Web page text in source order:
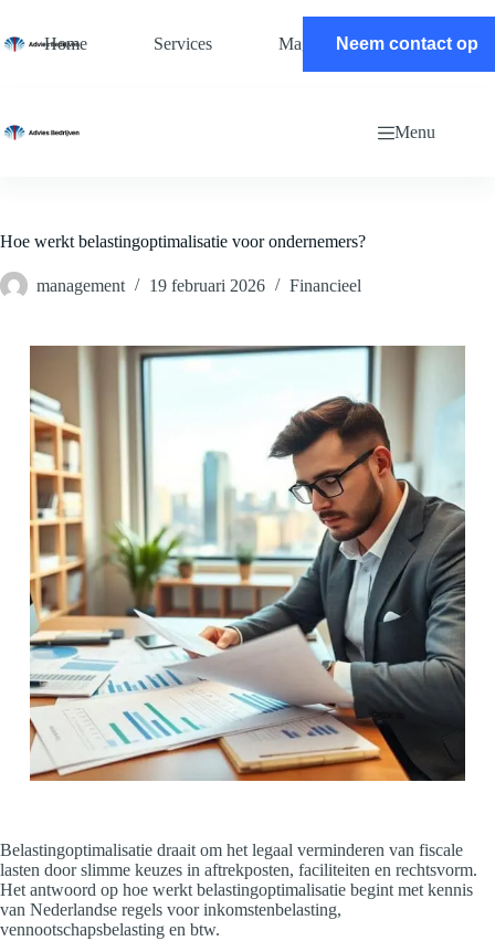
de
Home Services Magazine Contact
Neem contact op
Menu
Hoe werkt belastingoptimalisatie voor ondernemers?
management 19 februari 2026 Financieel
Belastingoptimalisatie draait om het legaal verminderen van fiscale
lasten door slimme keuzes in aftrekposten, faciliteiten en rechtsvorm.
Het antwoord op hoe werkt belastingoptimalisatie begint met kennis
van Nederlandse regels voor inkomstenbelasting,
vennootschapsbelasting en btw.